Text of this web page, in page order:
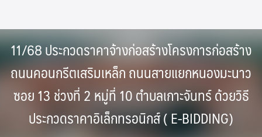
content
11/68 ประกวดราคาจ้างก่อสร้างโครงการก่อสร้าง
ถนนคอนกรีตเสริมเหล็ก ถนนสายแยกหนองมะนาว
ซอย 13 ช่วงที่ 2 หมู่ที่ 10 ตำบลเกาะจันทร์ ด้วยวิธี
ประกวดราคาอิเล็กทรอนิกส์ ( E-BIDDING)